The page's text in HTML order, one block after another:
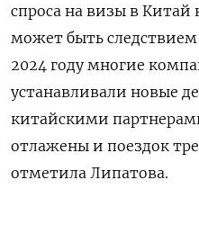
спроса на визы в Китай
может быть
2024 году многие
устанавливали новые
китайскими
отлажены и поездок
отметила Липатова.